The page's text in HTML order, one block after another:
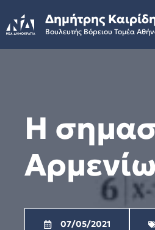
to
content
Δημήτρης
Βουλευτής Βόρειου Τομέα
Η
07/05/2021